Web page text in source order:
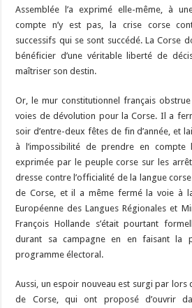
Assemblée l’a exprimé elle-même, à
compte n’y est pas, la crise corse
successifs qui se sont succédé. La Corse
bénéficier d’une véritable liberté de
maîtriser son destin.
Or, le mur constitutionnel français
voies de dévolution pour la Corse. Il a
soir d’entre-deux fêtes de fin d’année, et
à l’impossibilité de prendre en compte
exprimée par le peuple corse sur les
dresse contre l’officialité de la langue
de Corse, et il a même fermé la voie à
Européenne des Langues Régionales et
François Hollande s’était pourtant
durant sa campagne en en faisant la
programme électoral.
Aussi, un espoir nouveau est surgi par lors
de Corse, qui ont proposé d’ouvrir